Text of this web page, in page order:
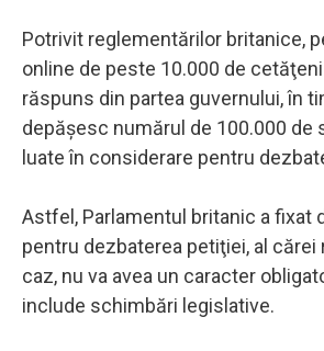
Potrivit reglementărilor britanice,
online de peste 10.000 de
răspuns din partea guvernului, în
depăşesc numărul de 100.000 de
luate în considerare pentru
Astfel, Parlamentul britanic a fixat
pentru dezbaterea petiţiei, al cărei
caz, nu va avea un caracter
include schimbări legislative.